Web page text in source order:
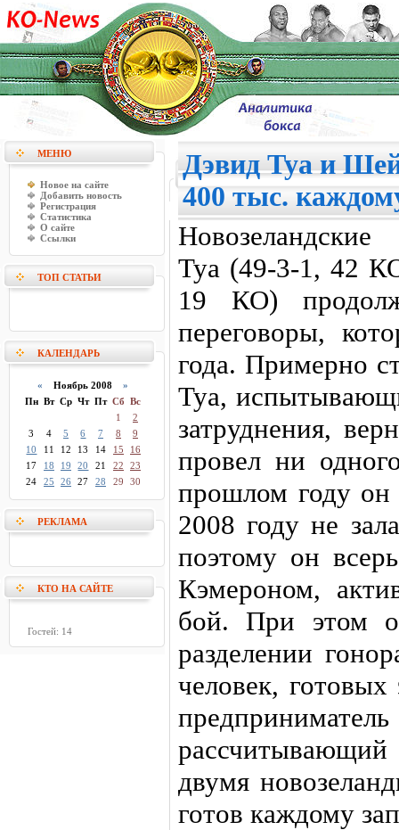
МЕНЮ
Новое на сайте
Добавить новость
Регистрация
Статистика
О сайте
Ссылки
ТОП СТАТЬИ
КАЛЕНДАРЬ
« Ноябрь 2008 »
Пн Вт Ср Чт Пт Сб Вс
1
2
3
4 5 6 7 8
9
10
11 12 13 14 15
16
17
18 19 20 21 22
23
24
25 26 27 28 29 30
РЕКЛАМА
КТО НА САЙТЕ
Гостей: 14
Дэвид Туа и
400 тыс.
Туа (49-3-1, 42
19 КО)
переговоры,
года. Примерно
Туа,
затруднения,
провел ни
прошлом году
2008 году не
поэтому он
Кэмероном,
бой. При этом
разделении
человек,
двумя
готов каждому